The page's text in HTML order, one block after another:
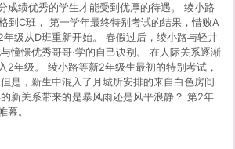
成绩优秀的学生才能受到优厚的待遇。 绫小路
到C班， 第一学年最终特别考试的结果，惜败A
级从D班重新开始。 春假过后，绫小路与轻井
憧憬优秀哥哥·学的自己诀别。 在人际关系逐渐
2年级。 绫小路等新2年级生最初的特别考试，
是，新生中混入了月城所安排的来自白色房间
新关系带来的是暴风雨还是风平浪静？ 第2年
幕。